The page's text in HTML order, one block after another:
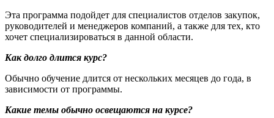
Эта программа подойдет для специалистов отделов закупок,
руководителей и менеджеров компаний, а также для тех, кто
хочет специализироваться в данной области.
Как долго длится курс?
Обычно обучение длится от нескольких месяцев до года, в
зависимости от программы.
Какие темы обычно освещаются на курсе?